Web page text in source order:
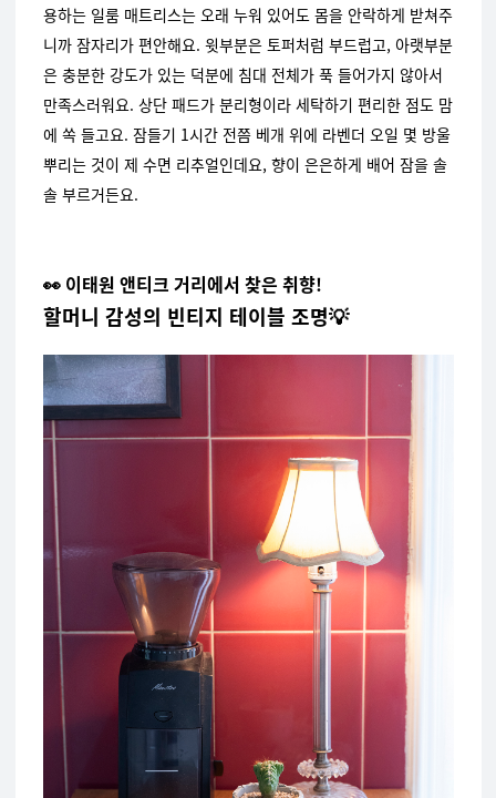
용하는 일룸 매트리스는 오래 누워 있어도 몸을 안락하게 받쳐주
니까 잠자리가 편안해요. 윗부분은 토퍼처럼 부드럽고, 아랫부분
은 충분한 강도가 있는 덕분에 침대 전체가 푹 들어가지 않아서
만족스러워요. 상단 패드가 분리형이라 세탁하기 편리한 점도 맘
에 쏙 들고요. 잠들기 1시간 전쯤 베개 위에 라벤더 오일 몇 방울
뿌리는 것이 제 수면 리추얼인데요, 향이 은은하게 배어 잠을 솔
솔 부르거든요.
👀 이태원 앤티크 거리에서 찾은 취향!
할머니 감성의 빈티지 테이블 조명💡